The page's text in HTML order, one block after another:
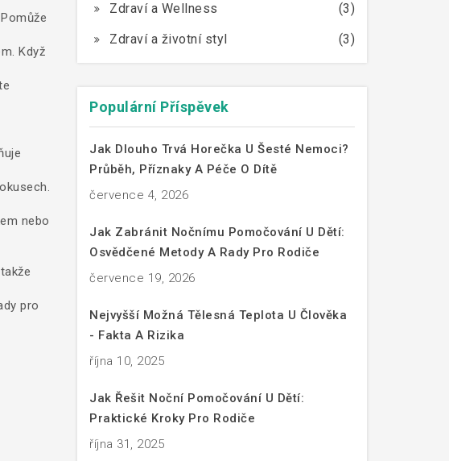
Když
nebo
pro
Zdraví a Wellness
(3)
Zdraví a životní styl
(3)
Populární Příspěvek
Jak Dlouho Trvá Horečka U Šesté Nemoci?
Průběh, Příznaky A Péče O Dítě
července 4, 2026
Jak Zabránit Nočnímu Pomočování U Dětí:
Osvědčené Metody A Rady Pro Rodiče
července 19, 2026
Nejvyšší Možná Tělesná Teplota U Člověka
- Fakta A Rizika
října 10, 2025
Jak Řešit Noční Pomočování U Dětí:
Praktické Kroky Pro Rodiče
října 31, 2025